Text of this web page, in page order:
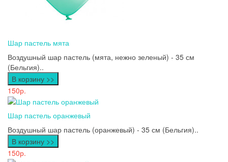
Шар пастель мята
Воздушный шар пастель (мята, нежно зеленый) - 35 см
(Бельгия)..
В корзину >>
150р.
Шар пастель оранжевый
Воздушный шар пастель (оранжевый) - 35 см (Бельгия)..
В корзину >>
150р.